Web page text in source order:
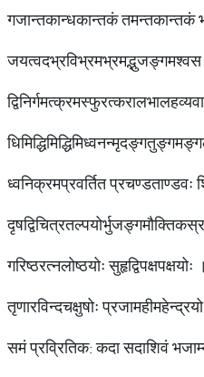
गजान्तकान्धकान्तकं
जयत्वदभ्रविभ्रमभ्रमद्भुजङ्गमश्वस
ध्वनिक्रमप्रवर्तित प्रचण्डताण्डवः
गरिष्ठरत्नलोष्ठयोः सुहृद्विपक्षपक्षयोः ।
तृणारविन्दचक्षुषोः
समं प्रव्रितिक: कदा सदाशिवं